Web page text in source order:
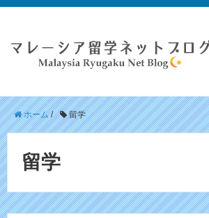
ホーム/ 留学
留学